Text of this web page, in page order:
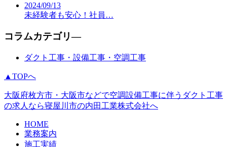
2024/09/13
未経験者も安心！社員…
コラムカテゴリ―
ダクト工事・設備工事・空調工事
▲TOPへ
大阪府枚方市・大阪市などで空調設備工事に伴うダクト工事
の求人なら寝屋川市の内田工業株式会社へ
HOME
業務案内
施工実績